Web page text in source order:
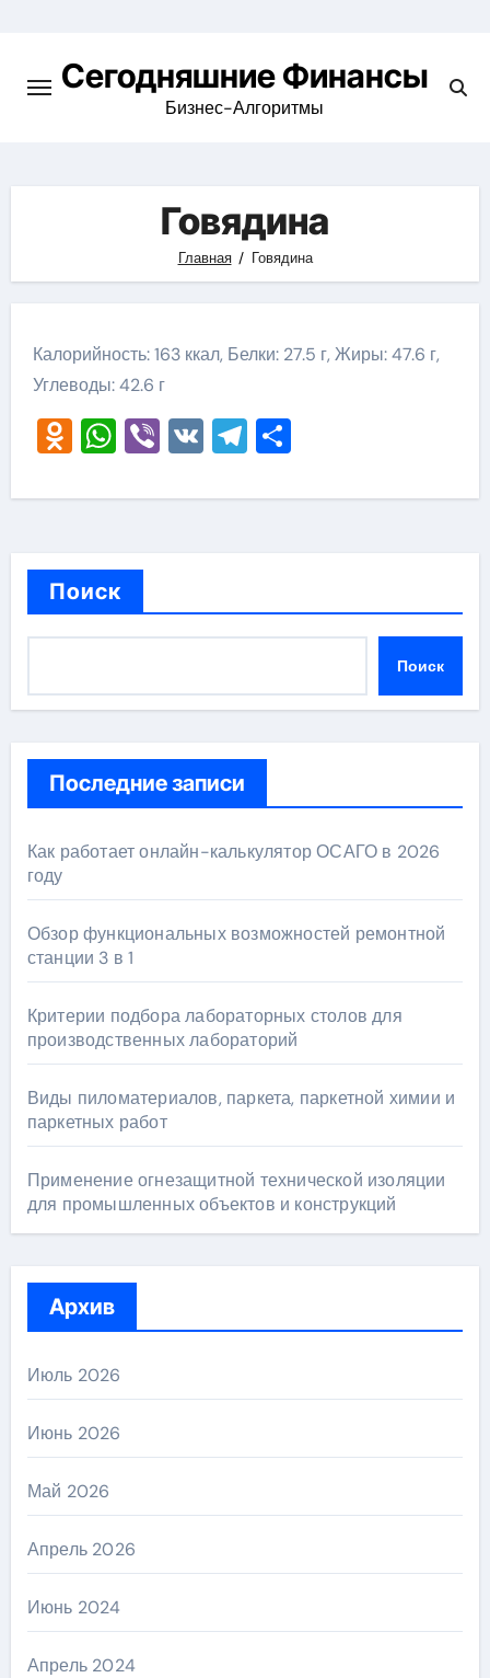
содержимомуСегодняшние Финансы
Бизнес-Алгоритмы
Говядина
Главная Говядина
Калорийность: 163 ккал, Белки: 27.5 г, Жиры: 47.6 г,
Углеводы: 42.6 г
Odnoklassniki
WhatsApp
Viber
VKTelegram
Отправить
Поиск
Поиск
Последние записи
Как работает онлайн-калькулятор ОСАГО в 2026
году
Обзор функциональных возможностей ремонтной
станции 3 в 1
Критерии подбора лабораторных столов для
производственных лабораторий
Виды пиломатериалов, паркета, паркетной химии и
паркетных работ
Применение огнезащитной технической изоляции
для промышленных объектов и конструкций
Архив
Июль 2026
Июнь 2026
Май 2026
Апрель 2026
Июнь 2024
Апрель 2024